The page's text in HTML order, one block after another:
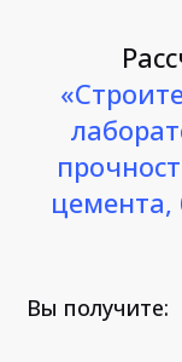
цемента,
Вы получите: